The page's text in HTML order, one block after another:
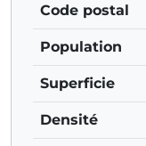
Code postal
Population
Superficie
Densité